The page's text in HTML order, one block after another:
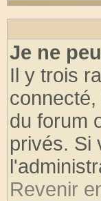
Je ne
Il y trois
du forum
privés. Si
Revenir